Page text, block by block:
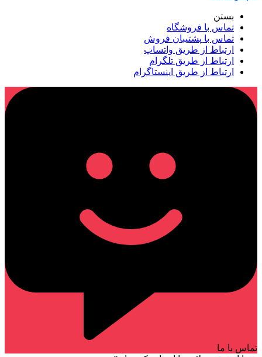
بستن
تماس با فروشگاه
تماس با پشتیبان فروش
ارتباط از طریق واتساپ
ارتباط از طریق تلگرام
ارتباط از طریق اینستاگرام
تماس با ما